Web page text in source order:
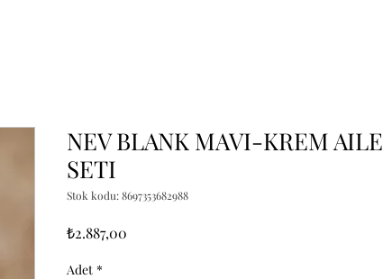
NEV BLANK MAVI-KREM AILE
SETI
Stok kodu: 8697353682988
₺2.887,00
Adet *